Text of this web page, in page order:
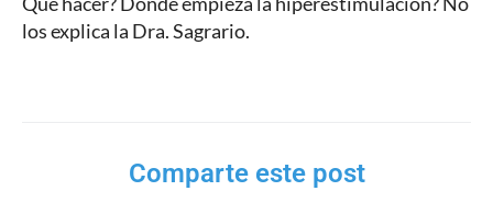
los explica la Dra. Sagrario.
Comparte este post